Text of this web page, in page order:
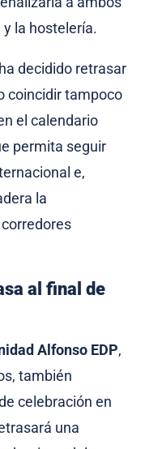
la hostelería.
decidido retrasar
coincidir tampoco
el calendario
permita seguir
e,
la
al final de
Alfonso EDP,
también
celebración en
una